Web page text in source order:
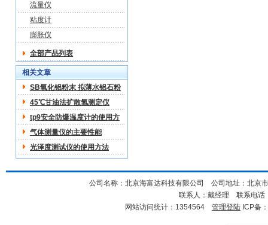
流量仪
粘度计
膨胀仪
全部产品列表
相关文章
SB氧化铝粉末 拟薄水铝石粉
技术交流
45℃甘油法扩散氢测定仪
tp9安全防爆温度计的使用方
法及注意事项
气体测量仪的主要性能
光泽度测试仪的使用方法
公司名称：北京海富达科技有限公司 公司地址：北京
联系人：戴经理 联系电
网站访问统计：1354564 管理登陆 ICP备：